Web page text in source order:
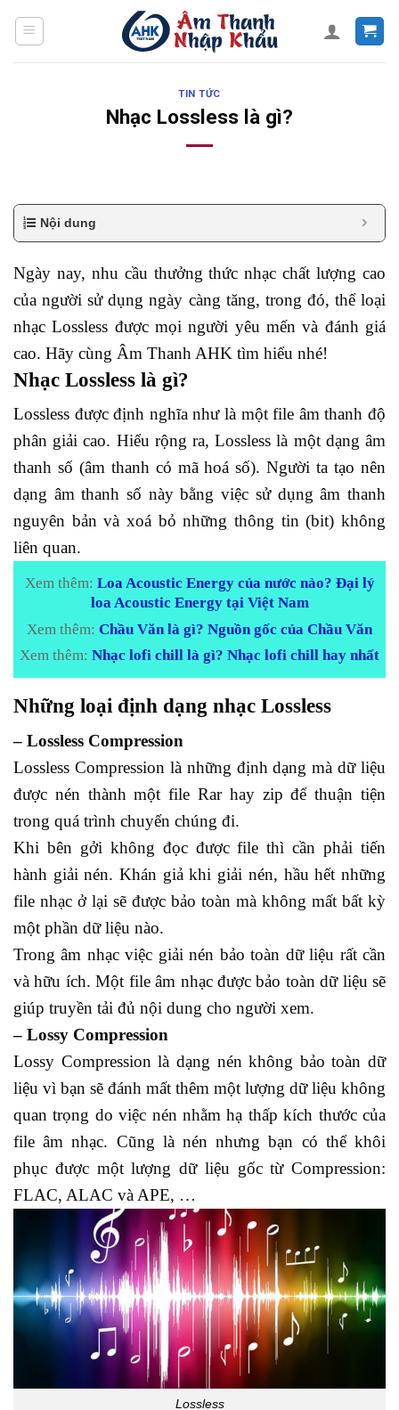
TIN TỨC
Nhạc Lossless là gì?
Nội dung
Ngày nay, nhu cầu thưởng thức nhạc chất lượng cao
của người sử dụng ngày càng tăng, trong đó, thể loại
nhạc Lossless được mọi người yêu mến và đánh giá
cao. Hãy cùng Âm Thanh AHK tìm hiểu nhé!
Nhạc Lossless là gì?
Lossless được định nghĩa như là một file âm thanh độ
phân giải cao. Hiểu rộng ra, Lossless là một dạng âm
thanh số (âm thanh có mã hoá số). Người ta tạo nên
dạng âm thanh số này bằng việc sử dụng âm thanh
nguyên bản và xoá bỏ những thông tin (bit) không
liên quan.
Xem thêm: Loa Acoustic Energy của nước nào? Đại lý
loa Acoustic Energy tại Việt Nam
Xem thêm: Chầu Văn là gì? Nguồn gốc của Chầu Văn
Xem thêm: Nhạc lofi chill là gì? Nhạc lofi chill hay nhất
Những loại định dạng nhạc Lossless
– Lossless Compression
Lossless Compression là những định dạng mà dữ liệu
được nén thành một file Rar hay zip để thuận tiện
trong quá trình chuyển chúng đi.
Khi bên gởi không đọc được file thì cần phải tiến
hành giải nén. Khán giả khi giải nén, hầu hết những
file nhạc ở lại sẽ được bảo toàn mà không mất bất kỳ
một phần dữ liệu nào.
Trong âm nhạc việc giải nén bảo toàn dữ liệu rất cần
và hữu ích. Một file âm nhạc được bảo toàn dữ liệu sẽ
giúp truyền tải đủ nội dung cho người xem.
– Lossy Compression
Lossy Compression là dạng nén không bảo toàn dữ
liệu vì bạn sẽ đánh mất thêm một lượng dữ liệu không
quan trọng do việc nén nhằm hạ thấp kích thước của
file âm nhạc. Cũng là nén nhưng bạn có thể khôi
phục được một lượng dữ liệu gốc từ Compression:
FLAC, ALAC và APE, …
Lossless